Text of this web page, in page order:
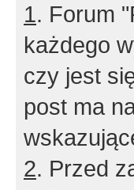
1. Forum
każdego
czy jest
post ma
2. Przed